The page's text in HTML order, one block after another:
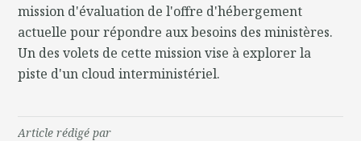
mission d'évaluation de l'offre d'hébergement
actuelle pour répondre aux besoins des ministères.
Un des volets de cette mission vise à explorer la
piste d'un cloud interministériel.
Article rédigé par